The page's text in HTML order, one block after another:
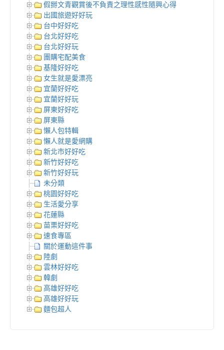
假掰文青觀賞後不負責之理性感性隨興心得
出國旅遊好好玩
台中好好吃
台北好好吃
台北好好玩
團購宅配美食
基隆好好吃
女生就是愛漂亮
宜蘭好好吃
宜蘭好好玩
屏東好好吃
屏東縣
懶人包特輯
懶人就是愛網購
新北市好好吃
新竹好好吃
新竹好好玩
未分類
桃園好好吃
生活愛分享
花蓮縣
苗栗好好吃
速食專區
關於運動這件事
陸劇
雲林好好吃
韓劇
高雄好好吃
高雄好好玩
麵包超人